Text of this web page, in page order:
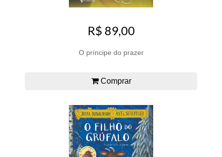
R$ 89,00
O príncipe do prazer
Comprar